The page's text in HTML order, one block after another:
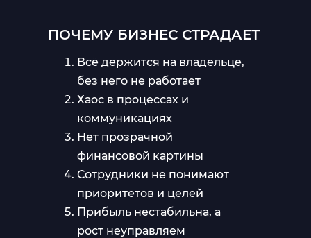
ПОЧЕМУ БИЗНЕС СТРАДАЕТ
Всё держится на владельце,
без него не работает
Хаос в процессах и
коммуникациях
Нет прозрачной
финансовой картины
Сотрудники не понимают
приоритетов и целей
Прибыль нестабильна, а
рост неуправляем